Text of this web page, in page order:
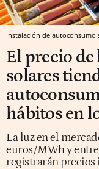
Instalación de autoconsumo
El precio de
solares
hábitos en
La luz en el
euros/MWh y entre
registrarán